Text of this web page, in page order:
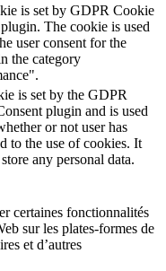
is set by GDPR Cookie
The cookie is used
user consent for the
the category
is set by the GDPR
plugin and is used
or not user has
to the use of cookies. It
any personal data.
certaines fonctionnalités
sur les plates-formes de
et d’autres